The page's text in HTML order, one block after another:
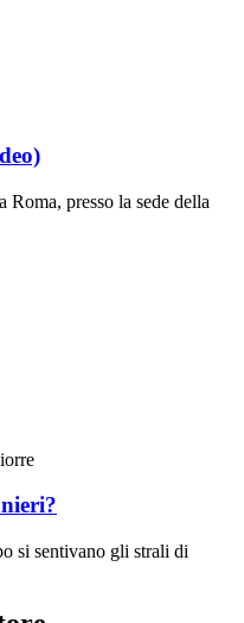
Roma, presso la sede della
si sentivano gli strali di